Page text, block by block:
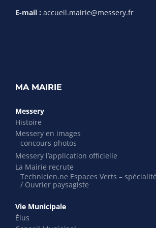
E-mail : accueil.mairie@messery.fr
MA MAIRIE
Messery
Histoire
Messery en images
concours photos
Messery l’application officielle
La Mairie recrute
Technicien.ne Espaces Verts –
/ Ouvrier paysagiste
Vie Municipale
Élus